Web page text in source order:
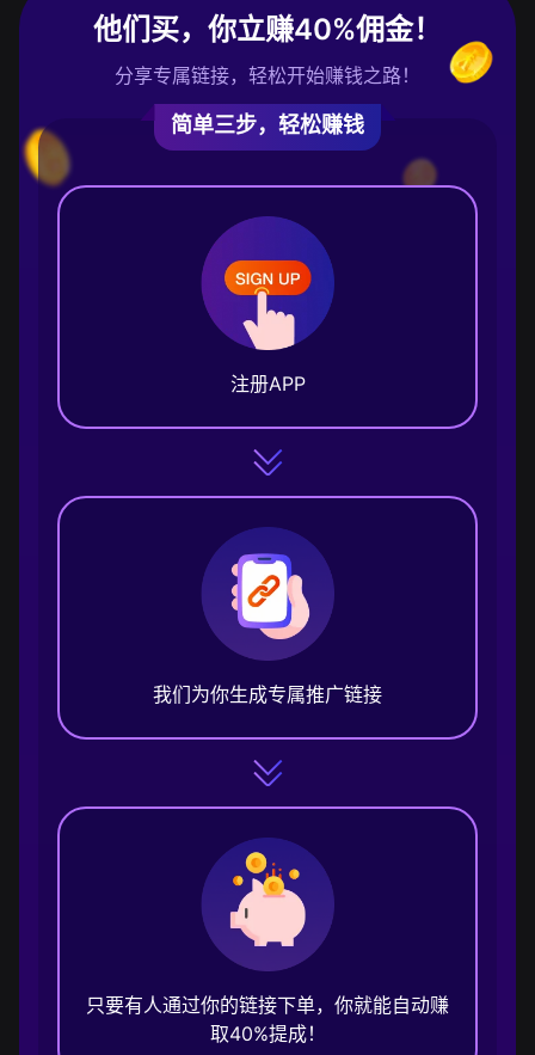
他们买，你立赚40%佣金！
分享专属链接，轻松开始赚钱之路！
简单三步，轻松赚钱
注册APP
我们为你生成专属推广链接
只要有人通过你的链接下单，你就能自动赚
取40%提成！